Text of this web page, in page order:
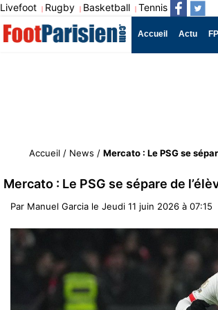
Livefoot | Rugby | Basketball | Tennis
Accueil Actu FP
Accueil / News / Mercato : Le PSG se
Mercato : Le PSG se sépare de
Par Manuel Garcia le Jeudi 11 juin 2026 à 07:15